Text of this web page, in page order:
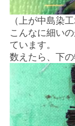
（上が中島染
こんなに細い
ています。
数えたら、下